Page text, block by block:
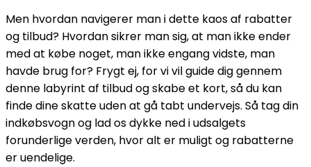
Men hvordan navigerer man i dette kaos af rabatter
og tilbud? Hvordan sikrer man sig, at man ikke ender
med at købe noget, man ikke engang vidste, man
havde brug for? Frygt ej, for vi vil guide dig gennem
denne labyrint af tilbud og skabe et kort, så du kan
finde dine skatte uden at gå tabt undervejs. Så tag din
indkøbsvogn og lad os dykke ned i udsalgets
forunderlige verden, hvor alt er muligt og rabatterne
er uendelige.